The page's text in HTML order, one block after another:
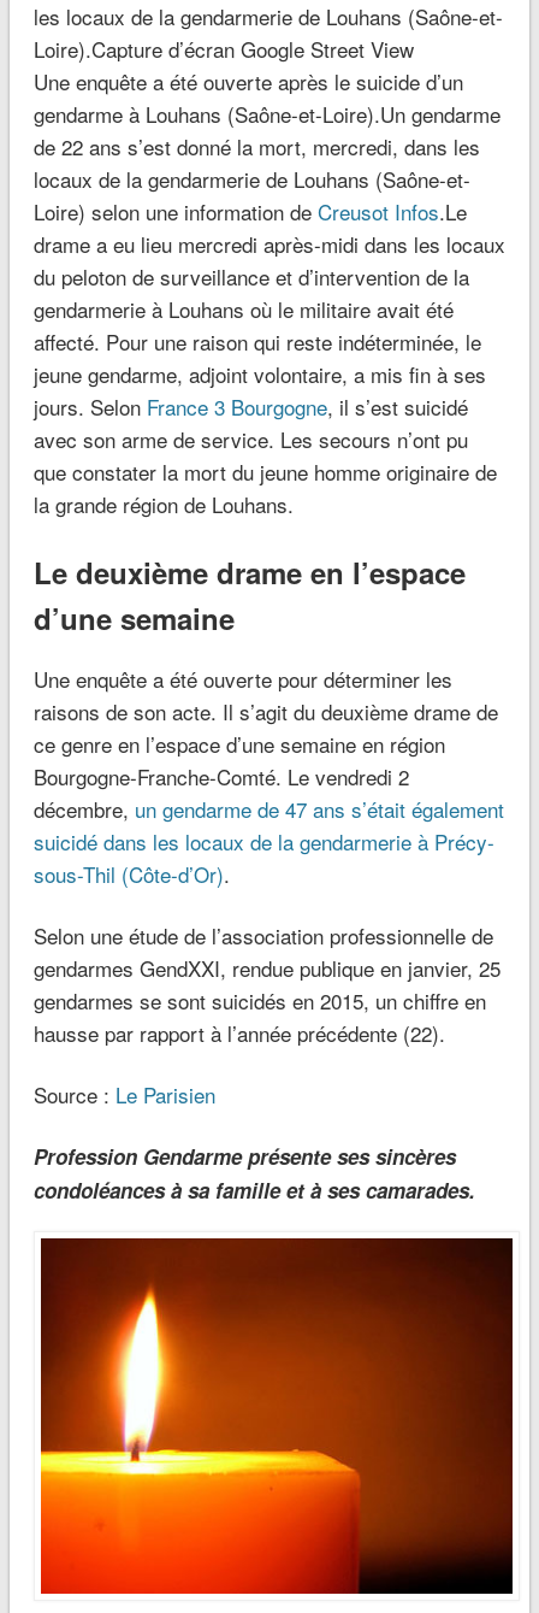
les locaux de la gendarmerie de Louhans (Saône-et-
Loire).Capture d’écran Google Street View
Une enquête a été ouverte après le suicide d’un
gendarme à Louhans (Saône-et-Loire).Un gendarme
de 22 ans s’est donné la mort, mercredi, dans les
locaux de la gendarmerie de Louhans (Saône-et-
Loire) selon une information deCreusot Infos.Le
drame a eu lieu mercredi après-midi dans les locaux
du peloton de surveillance et d’intervention de la
gendarmerie à Louhans où le militaire avait été
affecté. Pour une raison qui reste indéterminée, le
jeune gendarme, adjoint volontaire, a mis fin à ses
jours. SelonFrance 3 Bourgogne, il s’est suicidé
avec son arme de service. Les secours n’ont pu
que constater la mort du jeune homme originaire de
la grande région de Louhans.
Le deuxième drame en l’espace
d’une semaine
Une enquête a été ouverte pour déterminer les
raisons de son acte. Il s’agit du deuxième drame de
ce genre en l’espace d’une semaine en région
Bourgogne-Franche-Comté. Le vendredi 2
décembre, un gendarme de 47 ans s’était également
suicidé dans les locaux de la gendarmerie à Précy-
sous-Thil (Côte-d’Or).
Selon une étude de l’association professionnelle de
gendarmes GendXXI, rendue publique en janvier, 25
gendarmes se sont suicidés en 2015, un chiffre en
hausse par rapport à l’année précédente (22).
Source : Le Parisien
Profession Gendarme présente ses sincères
condoléances à sa famille et à ses camarades.